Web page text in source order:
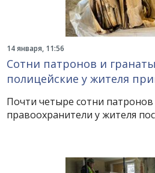
14 января, 11:56
Сотни патронов и
полицейские у жителя
Почти четыре сотни
правоохранители у жителя